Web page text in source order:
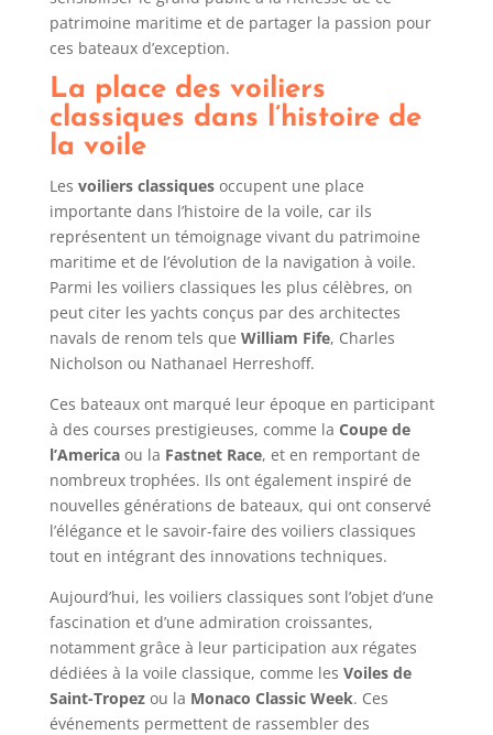
patrimoine maritime et de partager la passion pour
ces bateaux d’exception.
La place des voiliers
classiques dans l’histoire de
la voile
Les voiliers classiquesoccupent une place
importante dans l’histoire de la voile, car ils
représentent un témoignage vivant du patrimoine
maritime et de l’évolution de la navigation à voile.
Parmi les voiliers classiques les plus célèbres, on
peut citer les yachts conçus par des architectes
navals de renom tels que William Fife, Charles
Nicholson ou Nathanael Herreshoff.
Ces bateaux ont marqué leur époque en participant
à des courses prestigieuses, comme la Coupe de
l’Americaou la Fastnet Race, et en remportant de
nombreux trophées. Ils ont également inspiré de
nouvelles générations de bateaux, qui ont conservé
l’élégance et le savoir-faire des voiliers classiques
tout en intégrant des innovations techniques.
Aujourd’hui, les voiliers classiques sont l’objet d’une
fascination et d’une admiration croissantes,
notamment grâce à leur participation aux régates
dédiées à la voile classique, comme les Voiles de
Saint-Tropezou la Monaco Classic Week. Ces
événements permettent de rassembler des